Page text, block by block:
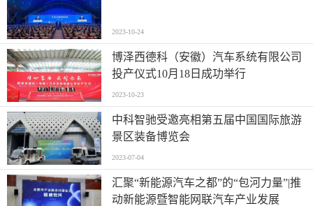
2023-10-24
博泽西德科（安徽）汽车系统有限公司
投产仪式10月18日成功举行
2023-10-23
中科智驰受邀亮相第五届中国国际旅游
景区装备博览会
2023-07-04
汇聚“新能源汽车之都”的“包河力量”|推
动新能源暨智能网联汽车产业发展